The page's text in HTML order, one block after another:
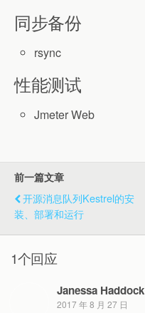
同步备份
rsync
性能测试
Jmeter Web
前一篇文章
开源消息队列Kestrel的安
装、部署和运行
1个回应
Janessa Haddock
2017 年 8 月 27 日